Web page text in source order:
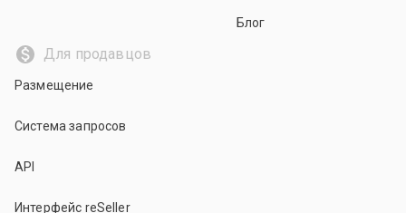
Блог
Для продавцов
Размещение
Система запросов
API
Интерфейс reSeller